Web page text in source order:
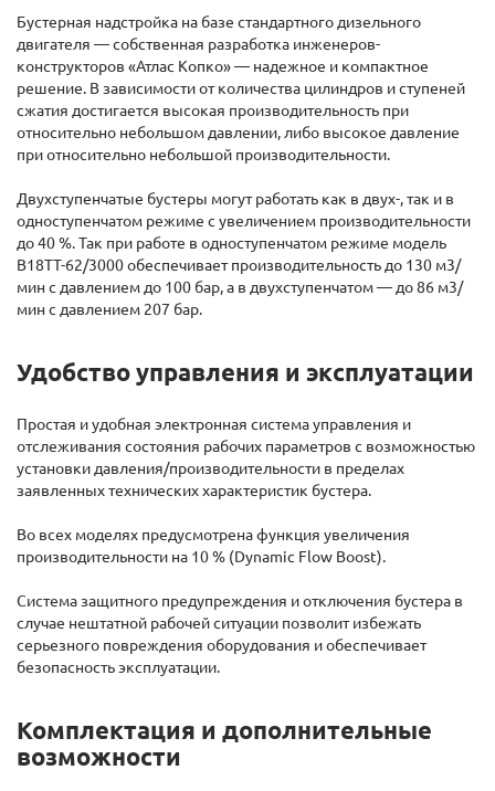
Бустерная надстройка на базе стандартного дизельного
двигателя — собственная разработка инженеров-
конструкторов «Атлас Копко» — надежное и компактное
решение. В зависимости от количества цилиндров и ступеней
сжатия достигается высокая производительность при
относительно небольшом давлении, либо высокое давление
при относительно небольшой производительности.
Двухступенчатые бустеры могут работать как в двух-, так и в
одноступенчатом режиме с увеличением производительности
до 40 %. Так при работе в одноступенчатом режиме модель
B18TT-62/3000 обеспечивает производительность до 130 м3/
мин с давлением до 100 бар, а в двухступенчатом — до 86 м3/
мин с давлением 207 бар.
Удобство управления и эксплуатации
Простая и удобная электронная система управления и
отслеживания состояния рабочих параметров с возможностью
установки давления/производительности в пределах
заявленных технических характеристик бустера.
Во всех моделях предусмотрена функция увеличения
производительности на 10 % (Dynamic Flow Boost).
Система защитного предупреждения и отключения бустера в
случае нештатной рабочей ситуации позволит избежать
серьезного повреждения оборудования и обеспечивает
безопасность эксплуатации.
Комплектация и дополнительные
возможности